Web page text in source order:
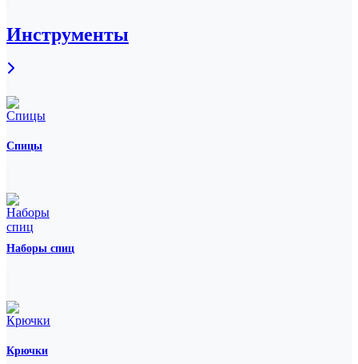
Инструменты
Спицы
Наборы спиц
Крючки